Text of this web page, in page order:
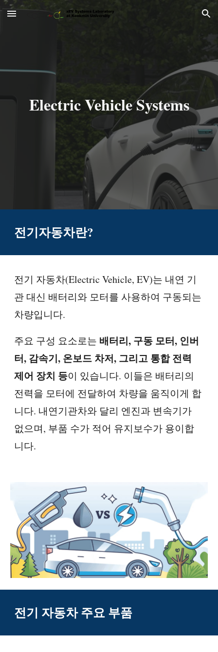
Skip to main content Skip to navigation
Electric Vehicle Systems
전기자동차란?
전기 자동차(Electric Vehicle, EV)는 내연 기
관 대신 배터리와 모터를 사용하여 구동되는
차량입니다.
주요 구성 요소로는 배터리, 구동 모터, 인버
터, 감속기, 온보드 차저, 그리고 통합 전력
제어 장치 등이 있습니다. 이들은 배터리의
전력을 모터에 전달하여 차량을 움직이게 합
니다. 내연기관차와 달리 엔진과 변속기가
없으며, 부품 수가 적어 유지보수가 용이합
니다.
전기 자동차 주요 부품